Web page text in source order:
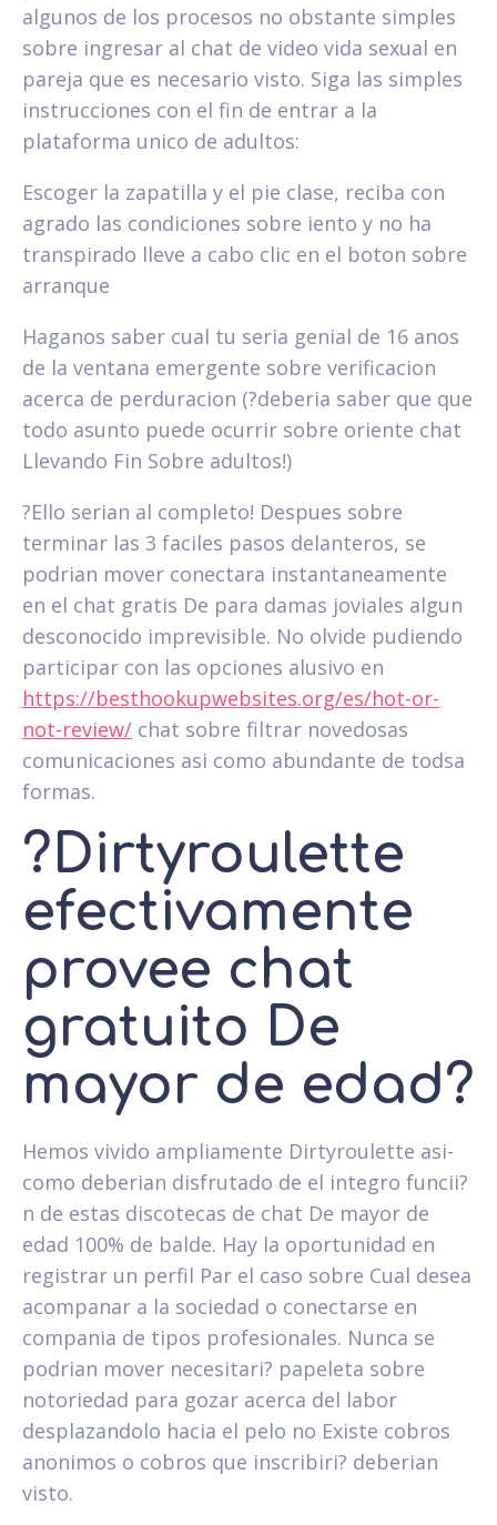
algunos de los procesos no obstante simples
sobre ingresar al chat de video vida sexual en
pareja que es necesario visto. Siga las simples
instrucciones con el fin de entrar a la
plataforma unico de adultos:
Escoger la zapatilla y el pie clase, reciba con
agrado las condiciones sobre iento y no ha
transpirado lleve a cabo clic en el boton sobre
arranque
Haganos saber cual tu seri­a genial de 16 anos
de la ventana emergente sobre verificacion
acerca de perduracion (?deberi­a saber que que
todo asunto puede ocurrir sobre oriente chat
Llevando Fin Sobre adultos!)
?Ello seri­an al completo! Despues sobre
terminar las 3 faciles pasos delanteros, se
podri­an mover conectara instantaneamente
en el chat gratis De para damas joviales algun
desconocido imprevisible. No olvide pudiendo
participar con las opciones alusivo en
https://besthookupwebsites.org/es/hot-or-
not-review/ chat sobre filtrar novedosas
comunicaciones asi­ como abundante de todsa
formas.
?Dirtyroulette
efectivamente
provee chat
gratuito De
mayor de edad?
Hemos vivido ampliamente Dirtyroulette asi­
como deberian disfrutado de el integro funcii?
n de estas discotecas de chat De mayor de
edad 100% de balde. Hay la oportunidad en
registrar un perfil Par el caso sobre Cual desea
acompanar a la sociedad o conectarse en
compania de tipos profesionales. Nunca se
podri­an mover necesitari? papeleta sobre
notoriedad para gozar acerca del labor
desplazandolo hacia el pelo no Existe cobros
anonimos o cobros que inscribiri? deberian
visto.